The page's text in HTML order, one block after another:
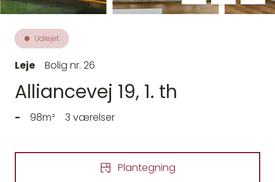
Udlejet
Leje Bolig nr. 26
Alliancevej 19, 1. th
- 98m² 3 værelser
Plantegning